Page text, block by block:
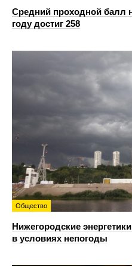
Средний проходной балл
году достиг 258
Общество
Нижегородские
в условиях непогоды